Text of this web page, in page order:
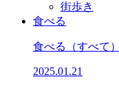
街歩き
食べる
食べる （すべて）
2025.01.21